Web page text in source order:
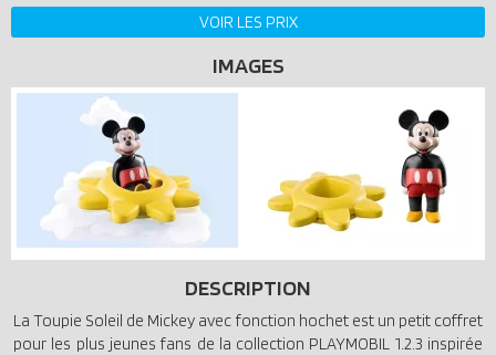
VOIR LES PRIX
IMAGES
DESCRIPTION
La Toupie Soleil de Mickey avec fonction hochet est un petit coffret
pour les plus jeunes fans de la collection PLAYMOBIL 1.2.3 inspirée